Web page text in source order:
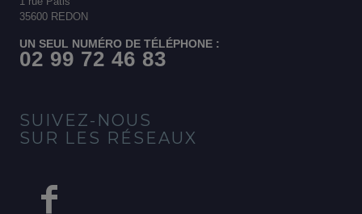
35600 REDON
UN SEUL NUMÉRO DE TÉLÉPHONE :
02 99 72 46 83
SUIVEZ-NOUS
SUR LES RÉSEAUX